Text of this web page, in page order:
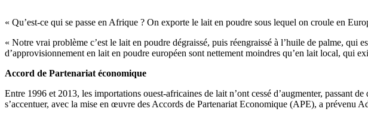
« Qu’est-ce qui se passe en Afrique ? On exporte le lait en poudre sous lequel on croule en
« Notre vrai problème c’est le lait en poudre dégraissé, puis réengraissé à l’huile de palme,
d’approvisionnement en lait en poudre européen sont nettement moindres qu’en lait local, qui
Accord de Partenariat économique
Entre 1996 et 2013, les importations ouest-africaines de lait n’ont cessé d’augmenter, passant
s’accentuer, avec la mise en œuvre des Accords de Partenariat Economique (APE), a prévenu